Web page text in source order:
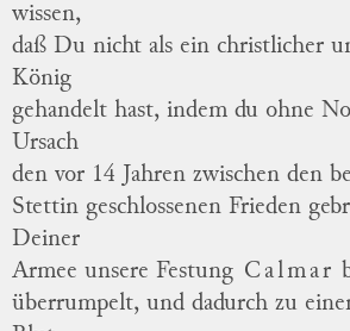
wissen,
daß Du nicht als ein christlicher
König
gehandelt hast, indem du ohne
Ursach
den vor 14 Jahren zwischen den
Stettin geschlossenen Frieden
Deiner
Armee unsere Festung Calmar
überrumpelt, und dadurch zu